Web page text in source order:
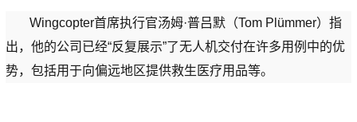
Wingcopter首席执行官汤姆·普吕默（Tom Plümmer）指
出，他的公司已经“反复展示”了无人机交付在许多用例中的优
势，包括用于向偏远地区提供救生医疗用品等。